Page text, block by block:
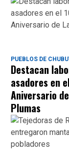
PUEBLOS DE
Destacan
asadores en
Aniversario
Plumas